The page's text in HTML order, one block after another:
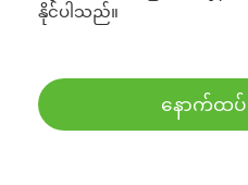
နိုင်ပါသည်။
နောက်ထပ်